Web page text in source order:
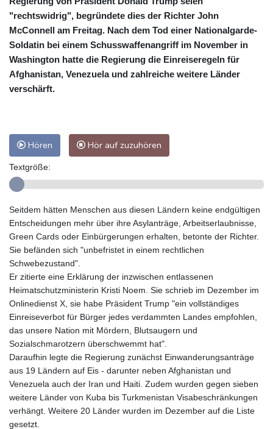
"rechtswidrig", begründete dies der Richter John
McConnell am Freitag. Nach dem Tod einer Nationalgarde-
Soldatin bei einem Schusswaffenangriff im November in
Washington hatte die Regierung die Einreiseregeln für
Afghanistan, Venezuela und zahlreiche weitere Länder
verschärft.
Hören Hör auf zuzuhören
Textgröße:
Seitdem hätten Menschen aus diesen Ländern keine endgültigen
Entscheidungen mehr über ihre Asylanträge, Arbeitserlaubnisse,
Green Cards oder Einbürgerungen erhalten, betonte der Richter.
Sie befänden sich "unbefristet in einem rechtlichen
Schwebezustand".
Er zitierte eine Erklärung der inzwischen entlassenen
Heimatschutzministerin Kristi Noem. Sie schrieb im Dezember im
Onlinedienst X, sie habe Präsident Trump "ein vollständiges
Einreiseverbot für Bürger jedes verdammten Landes empfohlen,
das unsere Nation mit Mördern, Blutsaugern und
Sozialschmarotzern überschwemmt hat".
Daraufhin legte die Regierung zunächst Einwanderungsanträge
aus 19 Ländern auf Eis - darunter neben Afghanistan und
Venezuela auch der Iran und Haiti. Zudem wurden gegen sieben
weitere Länder von Kuba bis Turkmenistan Visabeschränkungen
verhängt. Weitere 20 Länder wurden im Dezember auf die Liste
gesetzt.